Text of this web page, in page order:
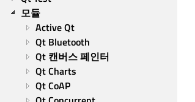
모듈
Active Qt
Qt Bluetooth
Qt 캔버스 페인터
Qt Charts
Qt CoAP